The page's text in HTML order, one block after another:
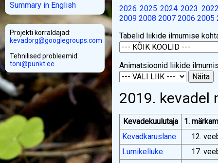
Summary in English
Projekti korraldajad:
kevadorg@googlegroups.com
Tehnilised probleemid:
toni@punkt.ee
2026 2025 2024 2023
2009 2008 2007 2006 2005
Tabelid liikide ilmumise
Animatsioonid liikide
2019. kevadel
Kevadekuulutaja
1.
Kevadkaruslane
12.
Lumikelluke
17.